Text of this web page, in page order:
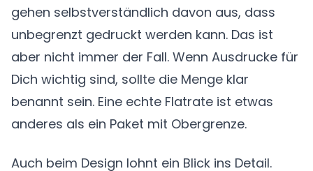
gehen selbstverständlich davon aus, dass
unbegrenzt gedruckt werden kann. Das ist
aber nicht immer der Fall. Wenn Ausdrucke für
Dich wichtig sind, sollte die Menge klar
benannt sein. Eine echte Flatrate ist etwas
anderes als ein Paket mit Obergrenze.
Auch beim Design lohnt ein Blick ins Detail.